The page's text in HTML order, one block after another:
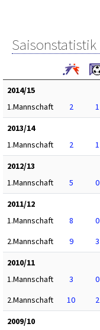
Saisonstatistik
2014/15
1.Mannschaft
2 1
2013/14
1.Mannschaft
2 1
2012/13
1.Mannschaft
5 0
2011/12
1.Mannschaft
8 0
2.Mannschaft
9 3
2010/11
1.Mannschaft
3 0
2.Mannschaft
10 2
2009/10